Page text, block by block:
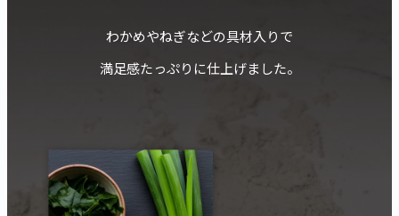
わかめやねぎなどの具材入りで
満足感たっぷりに仕上げました。